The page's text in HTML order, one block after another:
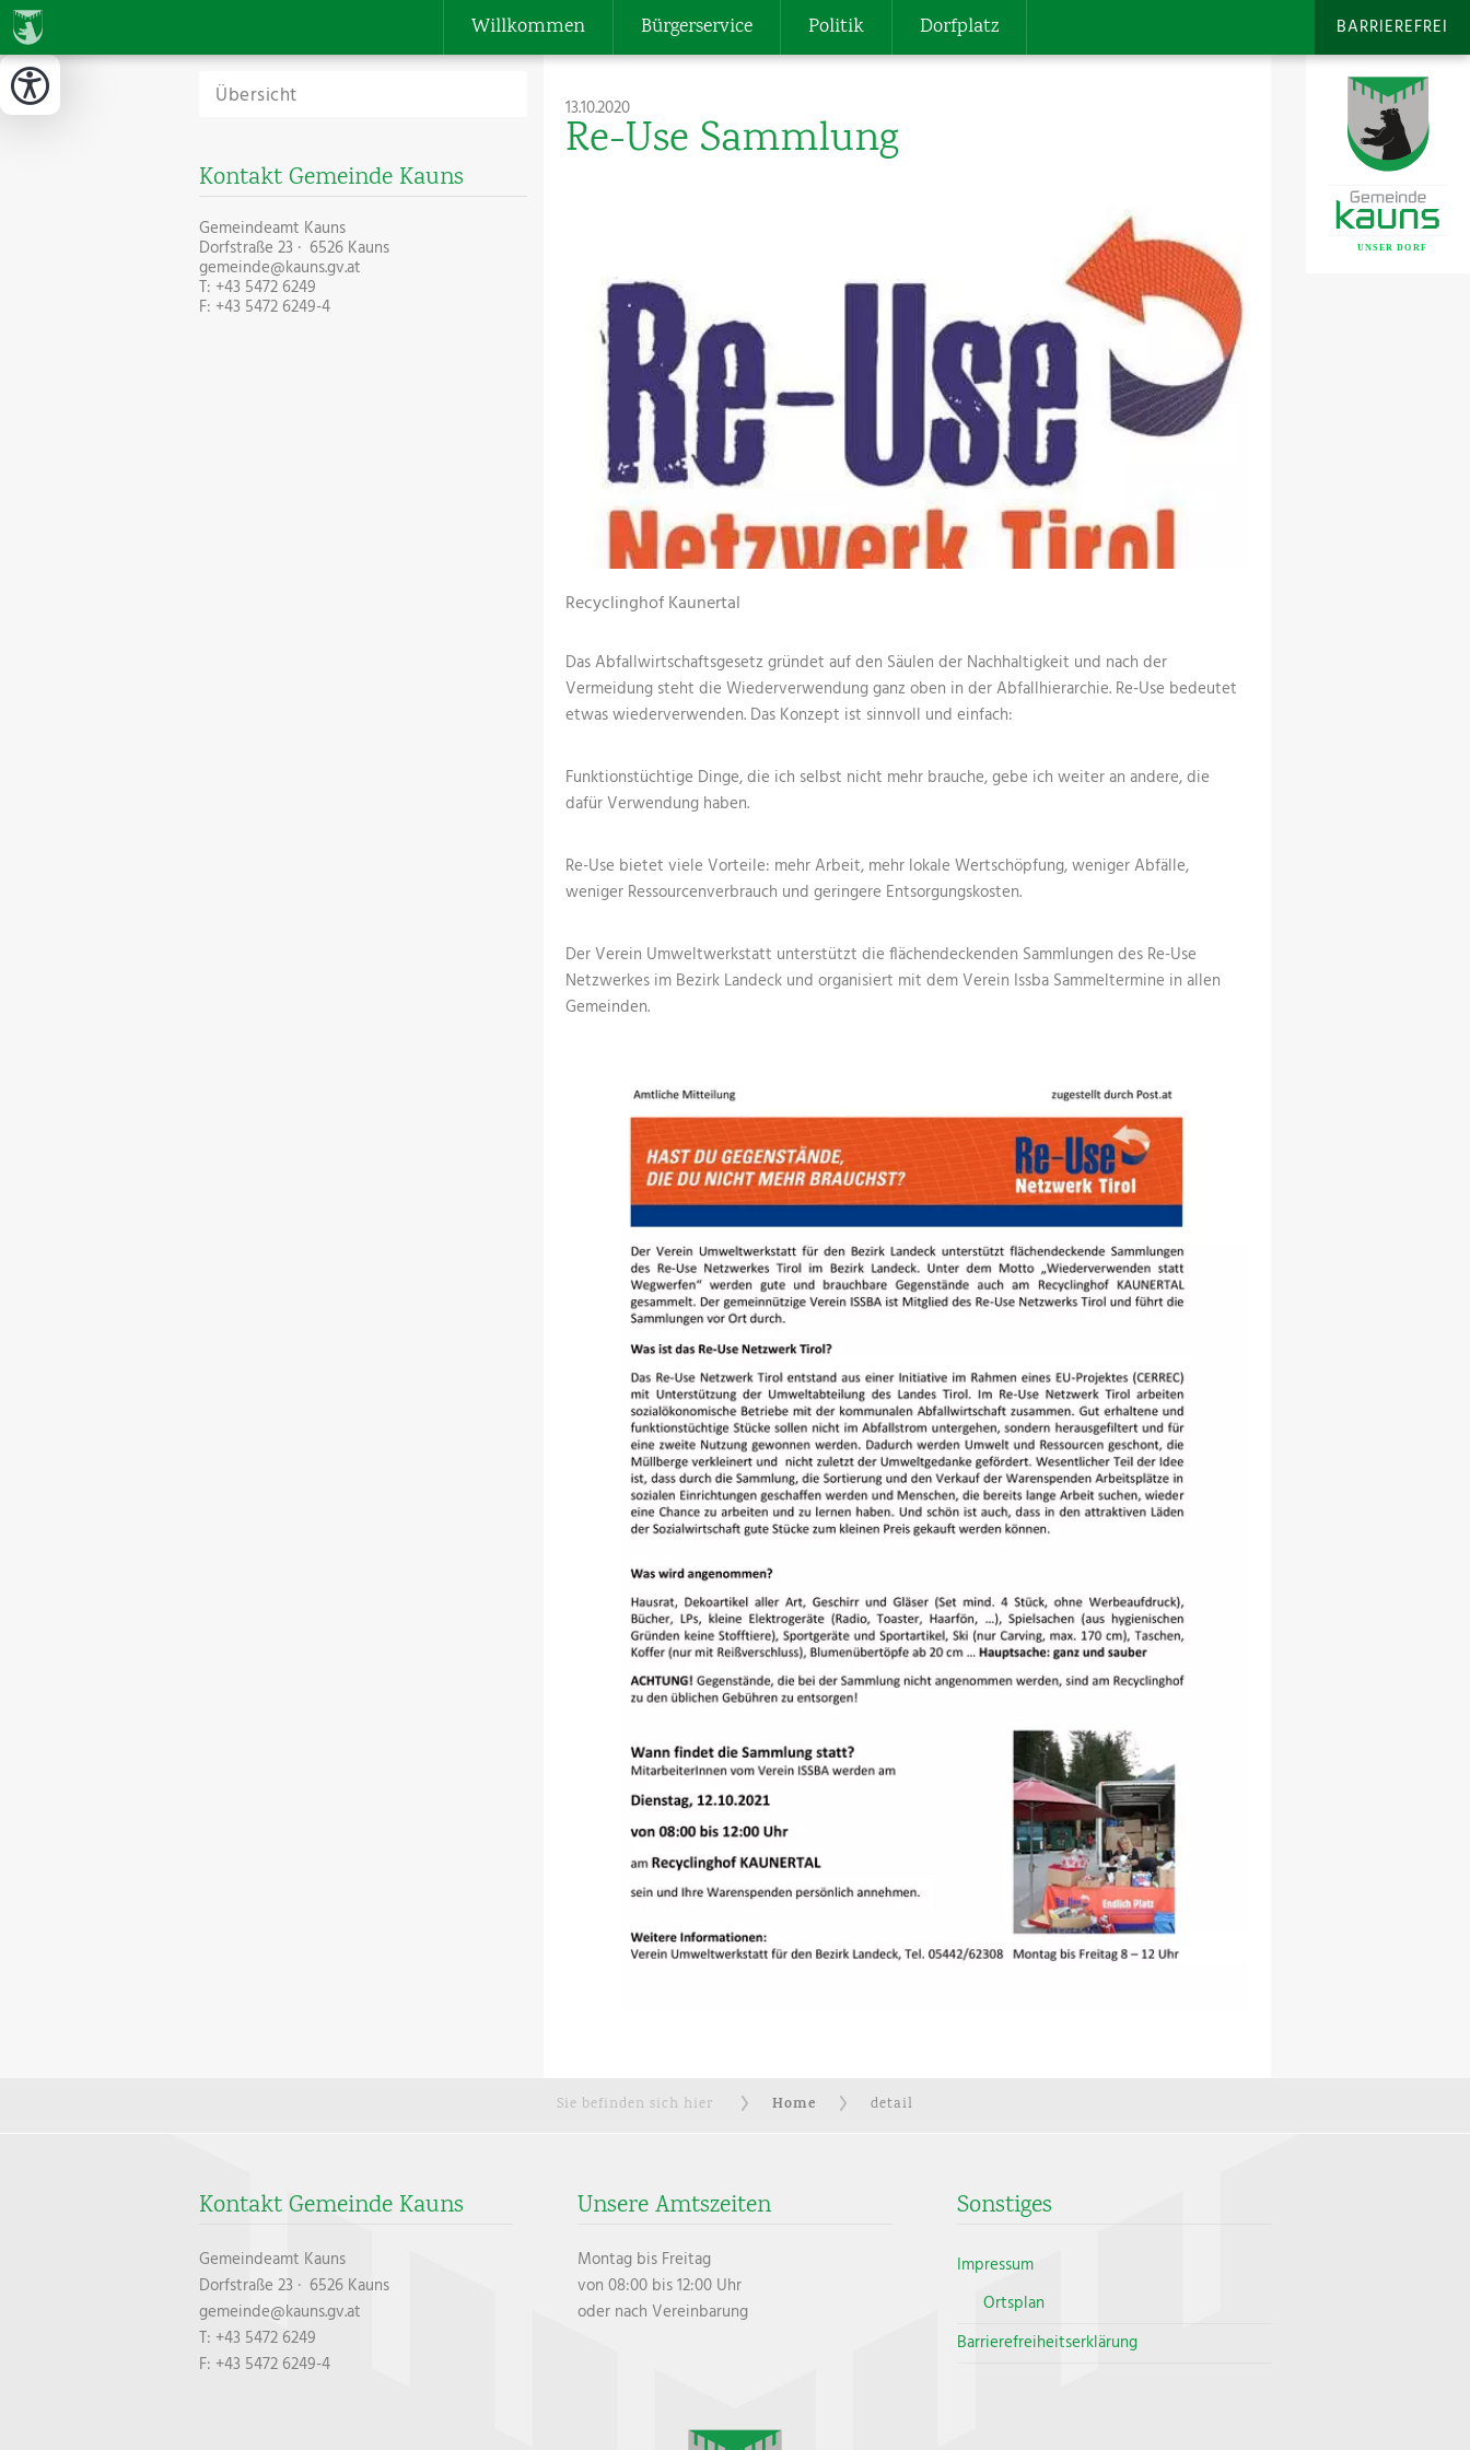
Willkommen Bürgerservice Politik Dorfplatz BARRIEREFREI
Übersicht
Kontakt Gemeinde Kauns
Gemeindeamt Kauns
Dorfstraße 23 · 6526 Kauns
gemeinde@kauns.gv.at
T: +43 5472 6249
F: +43 5472 6249-4
13.10.2020
Re-Use Sammlung
Recyclinghof Kaunertal
Das Abfallwirtschaftsgesetz gründet auf den Säulen der Nachhaltigkeit und nach der
Vermeidung steht die Wiederverwendung ganz oben in der Abfallhierarchie. Re-Use bedeutet
etwas wiederverwenden. Das Konzept ist sinnvoll und einfach:
Funktionstüchtige Dinge, die ich selbst nicht mehr brauche, gebe ich weiter an andere, die
dafür Verwendung haben.
Re-Use bietet viele Vorteile: mehr Arbeit, mehr lokale Wertschöpfung, weniger Abfälle,
weniger Ressourcenverbrauch und geringere Entsorgungskosten.
Der Verein Umweltwerkstatt unterstützt die flächendeckenden Sammlungen des Re-Use
Netzwerkes im Bezirk Landeck und organisiert mit dem Verein Issba Sammeltermine in allen
Gemeinden.
Sie befinden sich hier Home detail
Kontakt Gemeinde Kauns
Gemeindeamt Kauns
Dorfstraße 23 · 6526 Kauns
gemeinde@kauns.gv.at
T: +43 5472 6249
F: +43 5472 6249-4
Unsere Amtszeiten
Montag bis Freitag
von 08:00 bis 12:00 Uhr
oder nach Vereinbarung
Sonstiges
Impressum
Ortsplan
Barrierefreiheitserklärung